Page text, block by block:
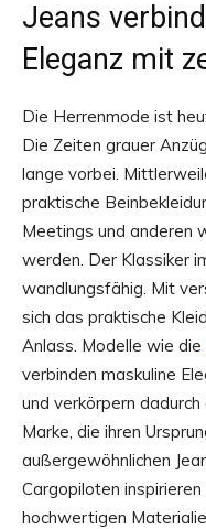
Jeans
Eleganz mit
Die Herrenmode ist
Die Zeiten grauer
lange vorbei.
praktische
Meetings und anderen
werden. Der Klassiker
wandlungsfähig. Mit
sich das praktische
Anlass. Modelle wie die
verbinden maskuline
und verkörpern
Marke, die ihren
außergewöhnlichen
Cargopiloten
hochwertigen